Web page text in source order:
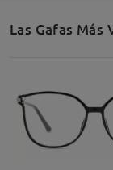
Las Gafas Más